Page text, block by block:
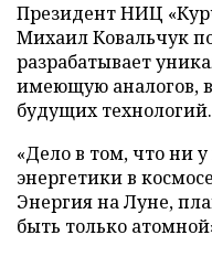
Президент НИЦ
Михаил Ковальчук
разрабатывает
имеющую аналогов,
будущих технологий.
«Дело в том, что ни
энергетики в
Энергия на Луне,
быть только